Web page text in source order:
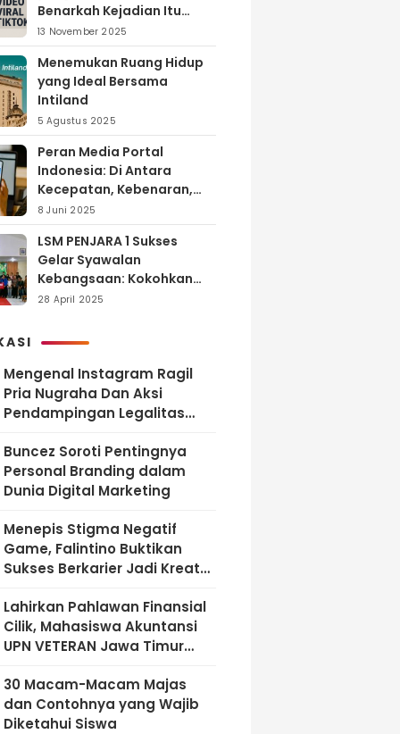
Benarkah Kejadian Itu
Nyata?
13 November 2025
Menemukan Ruang Hidup
yang Ideal Bersama
Intiland
5 Agustus 2025
Peran Media Portal
Indonesia: Di Antara
Kecepatan, Kebenaran,
dan Tanggung Jawab
8 Juni 2025
LSM PENJARA 1 Sukses
Gelar Syawalan
Kebangsaan: Kokohkan
Tekad Melawan Korupsi
28 April 2025
Mengenal Instagram Ragil
Pria Nugraha Dan Aksi
Pendampingan Legalitas
‎Buncez Soroti Pentingnya
Personal Branding dalam
Dunia Digital Marketing
Menepis Stigma Negatif
Game, Falintino Buktikan
Sukses Berkarier Jadi Kreator
Lahirkan Pahlawan Finansial
Cilik, Mahasiswa Akuntansi
UPN VETERAN Jawa Timur
Dengan Literasi Keuangan
Sejak Dini
30 Macam-Macam Majas
dan Contohnya yang Wajib
Diketahui Siswa